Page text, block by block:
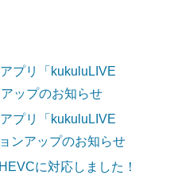
プリ「kukuluLIVE
ップのお知らせ
プリ「kukuluLIVE
ンアップのお知らせ
に対応しました！